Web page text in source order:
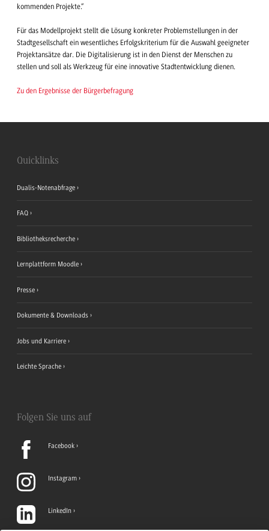
kommenden Projekte.“
Für das Modellprojekt stellt die Lösung konkreter Problemstellungen in der
Stadtgesellschaft ein wesentliches Erfolgskriterium für die Auswahl geeigneter
Projektansätze dar. Die Digitalisierung ist in den Dienst der Menschen zu
stellen und soll als Werkzeug für eine innovative Stadtentwicklung dienen.
Zu den Ergebnisse der Bürgerbefragung
Quicklinks
Dualis-Notenabfrage
FAQ
Bibliotheksrecherche
Lernplattform Moodle
Presse
Dokumente & Downloads
Jobs und Karriere
Leichte Sprache
Folgen Sie uns auf
Facebook
Instagram
LinkedIn